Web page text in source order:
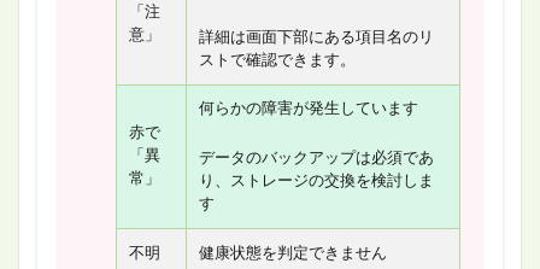
「注
意」
詳細は画面下部にある項目名のリ
ストで確認できます。
赤で
「異
常」
何らかの障害が発生しています
データのバックアップは必須であ
り、ストレージの交換を検討しま
す
不明 健康状態を判定できません